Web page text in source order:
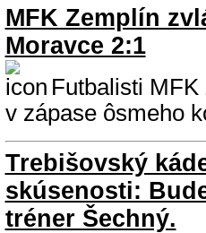
MFK Zemplín
Moravce 2:1
Futbalisti
v zápase ôsmeho
Trebišovský
skúsenosti:
tréner Šechný.